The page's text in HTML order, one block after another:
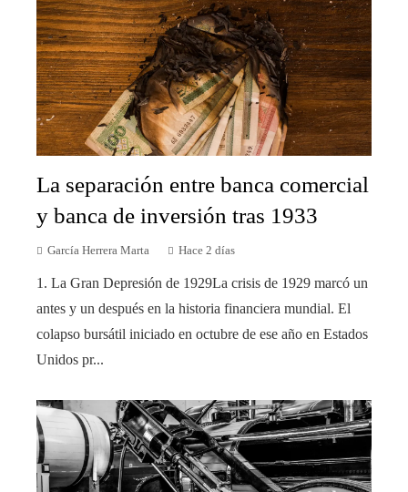
La separación entre banca comercial
y banca de inversión tras 1933
García Herrera Marta Hace 2 días
1. La Gran Depresión de 1929La crisis de 1929 marcó un
antes y un después en la historia financiera mundial. El
colapso bursátil iniciado en octubre de ese año en Estados
Unidos pr...